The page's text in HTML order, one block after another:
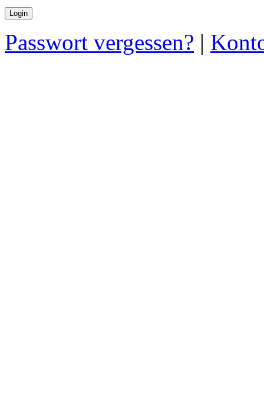
Passwort vergessen? |